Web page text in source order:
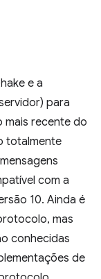
e a
para
mais recente do
totalmente
com a
10. Ainda é
mas
conhecidas
de